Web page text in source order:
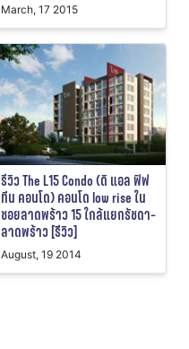
March, 17 2015
รีวิว The L15 Condo (ดิ แอล ฟิฟ
ทีน คอนโด) คอนโด low rise ใน
ซอยลาดพร้าว 15 ใกล้แยกรัชดา-
ลาดพร้าว [รีิวิว]
August, 19 2014